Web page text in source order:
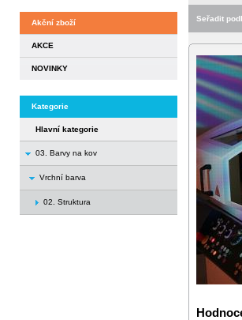
Akční zboží
AKCE
NOVINKY
Kategorie
Hlavní kategorie
03. Barvy na kov
Vrchní barva
02. Struktura
Seřadit